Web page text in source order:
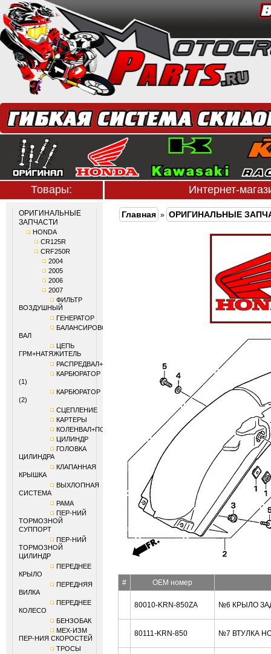
Товары: Интернет-
ОРИГИНАЛЬНЫЕ
ЗАПЧАСТИ
HONDA
CR125R
CRF250R
2004
2005
2006
2007
ФИЛЬТР
ВОЗДУШНЫЙ
ГЕНЕРАТОР
БАЛАНСИРОВОЧНЫЙ
ВАЛ
ЦЕПЬ
ГРМ+НАТЯЖИТЕЛЬ
РАСПРЕДВАЛ+КЛАПАНЫ
КАРБЮРАТОР
(1)
КАРБЮРАТОР
(2)
СЦЕПЛЕНИЕ
КАРТЕРЫ
КОЛЕНВАЛ+ПОРШЕНЬ
ЦИЛИНДР
ГОЛОВКА
ЦИЛИНДРА
КЛАПАННАЯ
КРЫШКА
ВЫХЛОПНАЯ
СИСТЕМА
РАМА
ПЕР-НИЙ
ТОРМОЗНОЙ
СУППОРТ
ПЕР-НИЙ
ТОРМОЗНОЙ
ЦИЛИНДР
ПЕРЕДНЕЕ
КРЫЛО
ПЕРЕДНЯЯ
ВИЛКА
ПЕРЕДНЕЕ
КОЛЕСО
БЕНЗОБАК
МЕХ-ИЗМ
ПЕР-НИЯ СКОРОСТЕЙ
ТРОСЫ
Главная » ОРИГИНАЛЬНЫЕ
# OEM номер
80010-KRN-850ZA №6 КРЫЛО
80111-KRN-850 №7 ВТУЛКА